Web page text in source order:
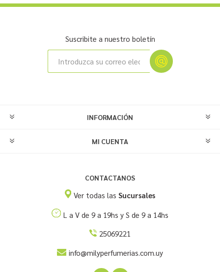
Suscribite a nuestro boletín
INFORMACIÓN
MI CUENTA
CONTACTANOS
Ver todas las Sucursales
L a V de 9 a 19hs y S de 9 a 14hs
25069221
info@milyperfumerias.com.uy